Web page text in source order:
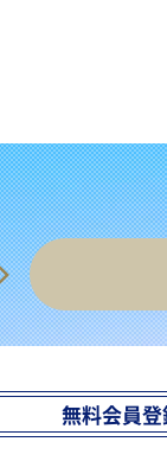
無料会員